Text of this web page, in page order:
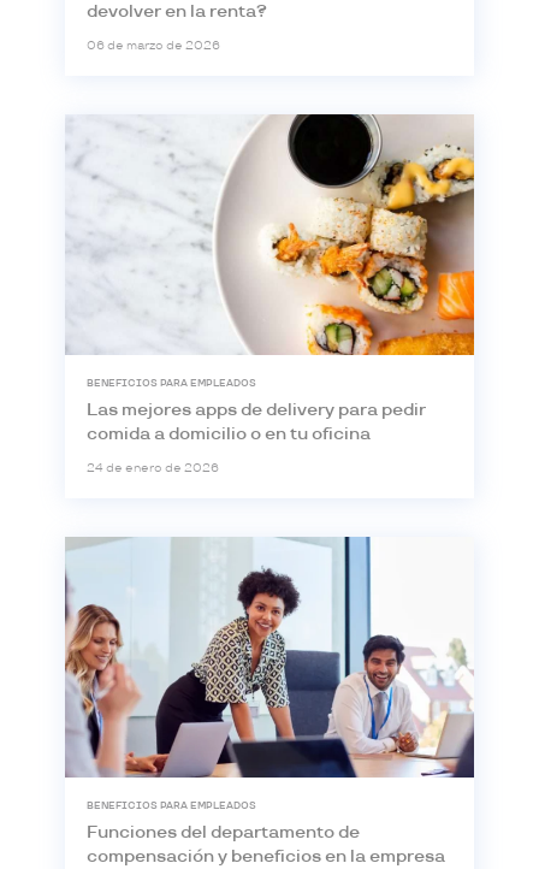
devolver en la renta?
06 de marzo de 2026
BENEFICIOS PARA EMPLEADOS
Las mejores apps de delivery para pedir
comida a domicilio o en tu oficina
24 de enero de 2026
BENEFICIOS PARA EMPLEADOS
Funciones del departamento de
compensación y beneficios en la empresa